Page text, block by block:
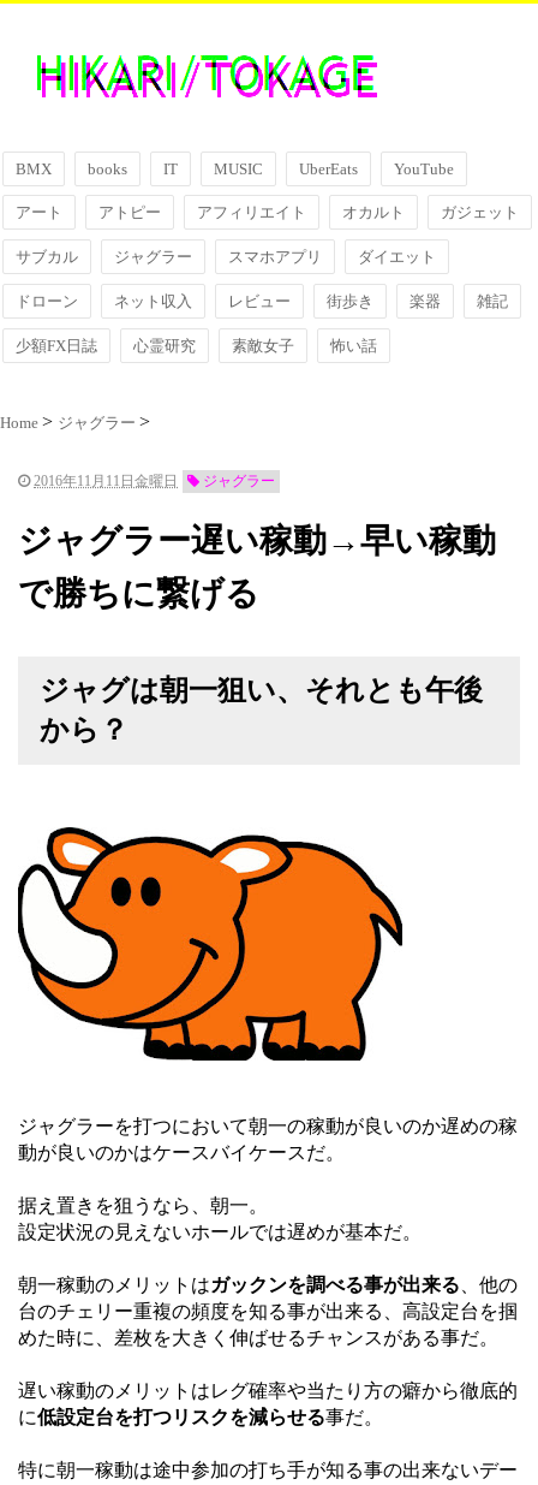
BMX books IT MUSIC UberEats YouTube
アート アトピー アフィリエイト オカルト ガジェット
サブカル ジャグラー スマホアプリ ダイエット
ドローン ネット収入 レビュー 街歩き 楽器 雑記
少額FX日誌 心霊研究 素敵女子 怖い話
Home ジャグラー
2016年11月11日金曜日 ジャグラー
ジャグラー遅い稼動→早い稼動
で勝ちに繋げる
ジャグは朝一狙い、それとも午後
から？
ジャグラーを打つにおいて朝一の稼動が良いのか遅めの稼
動が良いのかはケースバイケースだ。
据え置きを狙うなら、朝一。
設定状況の見えないホールでは遅めが基本だ。
朝一稼動のメリットはガックンを調べる事が出来る 、他の
台のチェリー重複の頻度を知る事が出来る、高設定台を掴
めた時に、差枚を大きく伸ばせるチャンスがある事だ。
遅い稼動のメリットはレグ確率や当たり方の癖から徹底的
に低設定台を打つリスクを減らせる事だ。
特に朝一稼動は途中参加の打ち手が知る事の出来ないデー